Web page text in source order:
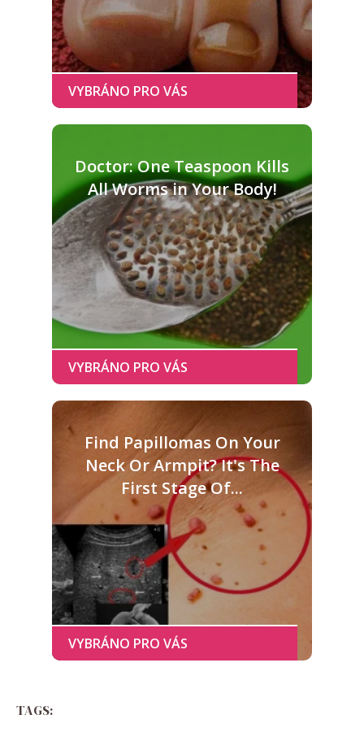
Doctor: One Teaspoon Kills
All Worms in Your Body!
Find Papillomas On Your
Neck Or Armpit? It's The
First Stage Of...
TAGS: